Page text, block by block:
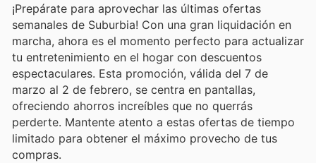
¡Prepárate para aprovechar las últimas ofertas
semanales de Suburbia! Con una gran liquidación en
marcha, ahora es el momento perfecto para actualizar
tu entretenimiento en el hogar con descuentos
espectaculares. Esta promoción, válida del 7 de
marzo al 2 de febrero, se centra en pantallas,
ofreciendo ahorros increíbles que no querrás
perderte. Mantente atento a estas ofertas de tiempo
limitado para obtener el máximo provecho de tus
compras.